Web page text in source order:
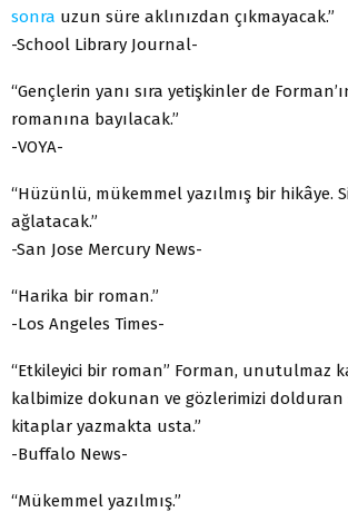
sonra uzun süre aklınızdan çıkmayacak.”
-School Library Journal-
“Gençlerin yanı sıra yetişkinler de
romanına bayılacak.”
-VOYA-
“Hüzünlü, mükemmel yazılmış bir hikâye.
ağlatacak.”
-San Jose Mercury News-
“Harika bir roman.”
-Los Angeles Times-
“Etkileyici bir roman” Forman, unutulmaz
kalbimize dokunan ve gözlerimizi
kitaplar yazmakta usta.”
-Buffalo News-
“Mükemmel yazılmış.”